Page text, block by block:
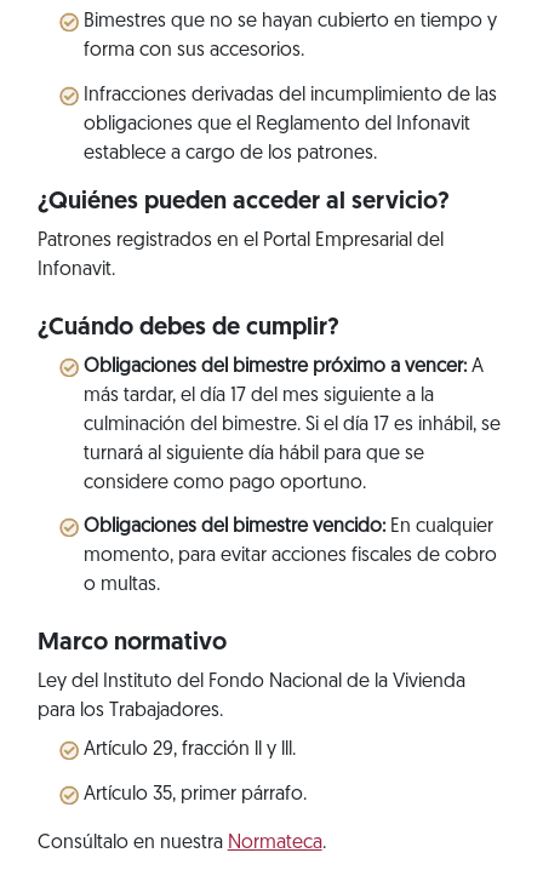
Bimestres que no se hayan cubierto en tiempo y
forma con sus accesorios.
Infracciones derivadas del incumplimiento de las
obligaciones que el Reglamento del Infonavit
establece a cargo de los patrones.
¿Quiénes pueden acceder al servicio?
Patrones registrados en el Portal Empresarial del
Infonavit.
¿Cuándo debes de cumplir?
Obligaciones del bimestre próximo a vencer:A
más tardar, el día 17 del mes siguiente a la
culminación del bimestre. Si el día 17 es inhábil, se
turnará al siguiente día hábil para que se
considere como pago oportuno.
Obligaciones del bimestre vencido:En cualquier
momento, para evitar acciones fiscales de cobro
o multas.
Marco normativo
Ley del Instituto del Fondo Nacional de la Vivienda
para los Trabajadores.
Artículo 29, fracción ll y lll.
Artículo 35, primer párrafo.
Consúltalo en nuestra Normateca.